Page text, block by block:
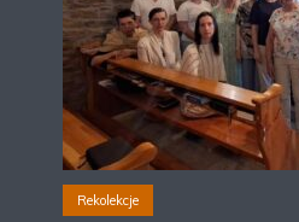
Rekolekcje